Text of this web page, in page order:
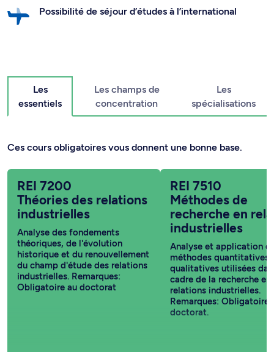
Possibilité de séjour d’études à l’international
Les
essentiels
Les champs de
concentration
Les
spécialisations
Ces cours obligatoires vous donnent une bonne base.
REI 7200
Théories des relations
industrielles
Analyse des fondements
théoriques, de l'évolution
historique et du renouvellement
du champ d'étude des relations
industrielles. Remarques:
Obligatoire au doctorat
REI 7510
Méthodes de
recherche en
industrielles
Analyse et application
méthodes quantitatives
qualitatives utilisées
cadre de la recherche en
relations industrielles.
Remarques: Obligatoire
doctorat.